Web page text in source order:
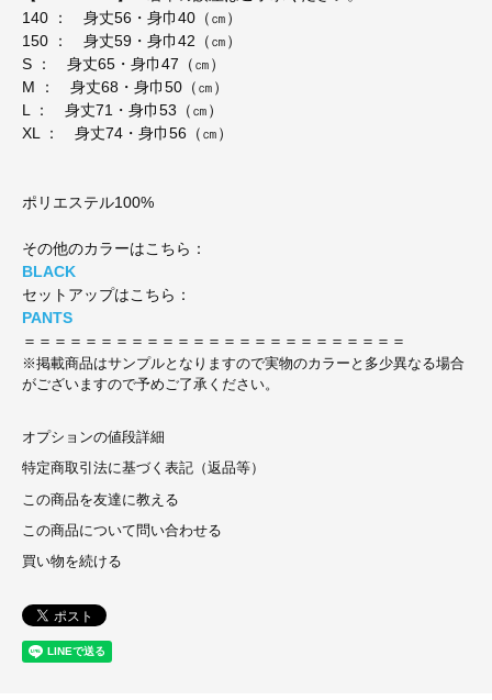
140 ： 身丈56・身巾40（㎝）
150 ： 身丈59・身巾42（㎝）
S ： 身丈65・身巾47（㎝）
M ： 身丈68・身巾50（㎝）
L ： 身丈71・身巾53（㎝）
XL ： 身丈74・身巾56（㎝）
ポリエステル100%
その他のカラーはこちら：
BLACK
セットアップはこちら：
PANTS
＝＝＝＝＝＝＝＝＝＝＝＝＝＝＝＝＝＝＝＝＝＝＝＝＝
※掲載商品はサンプルとなりますので実物のカラーと多少異なる場合
がございますので予めご了承ください。
オプションの値段詳細
特定商取引法に基づく表記（返品等）
この商品を友達に教える
この商品について問い合わせる
買い物を続ける